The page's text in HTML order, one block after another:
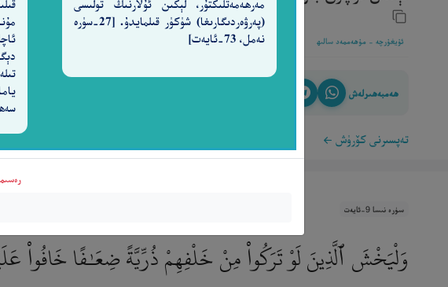
مەرھەمەتلىكتۇر، لېكىن ئۇلارنىڭ تولىسى
(پەرۋەردىگارىغا) شۈكۈر قىلمايدۇ. [27-سۈرە
نەمل، 73-ئايەت]
ئۇيغۇرچە - مۇھەممەد سالىھ
ھەمبەھىرلەش
تەپسىرنى كۆرۈش
سۈرە نىسا 9-ئايەت
وَلْيَخْشَ ٱلَّذِينَ لَوْ تَرَكُوا۟ مِنْ خَلْفِهِمْ ذُرِّيَّةً ضِعَـٰفًا خَافُوا۟